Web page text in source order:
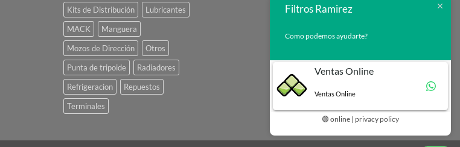
Kits de Distribución
Lubricantes
MACK
Manguera
Mozos de Dirección
Otros
Punta de tripoide
Radiadores
Refrigeracion
Repuestos
Terminales
Filtros Ramirez
Como podemos ayudarte?
Ventas Online
Ventas Online
🟢 online | privacy policy